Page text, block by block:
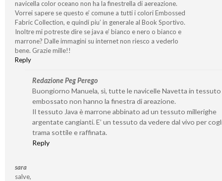
navicella color oceano non ha la finestrella di aereazione.
Vorrei sapere se questo e’ comune a tutti i colori Embossed
Fabric Collection, e quindi piu’ in generale al Book Sportivo.
Inoltre mi potreste dire se java e’ bianco e nero o bianco e
marrone? Dalle immagini su internet non riesco a vederlo
bene. Grazie mille!!
Reply
Redazione Peg Perego
Buongiorno Manuela, sì, tutte le navicelle Navetta in tessuto
embossato non hanno la finestra di areazione.
Il tessuto Java è marrone abbinato ad un tessuto millerighe
argentate cangianti. E’ un tessuto da vedere dal vivo per
trama sottile e raffinata.
Reply
sara
salve,